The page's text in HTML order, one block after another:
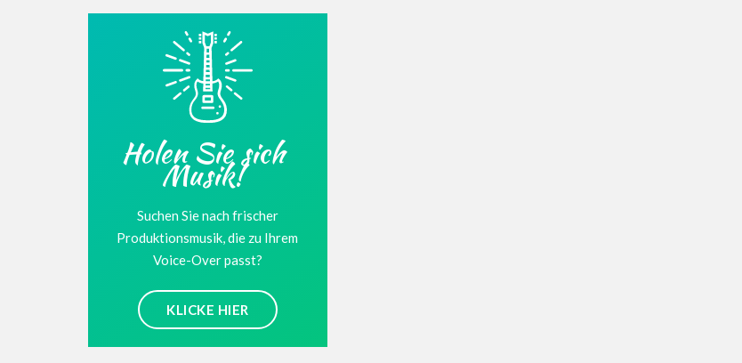
Holen Sie sich
Musik!
Suchen Sie nach frischer
Produktionsmusik, die zu Ihrem
Voice-Over passt?
KLICKE HIER